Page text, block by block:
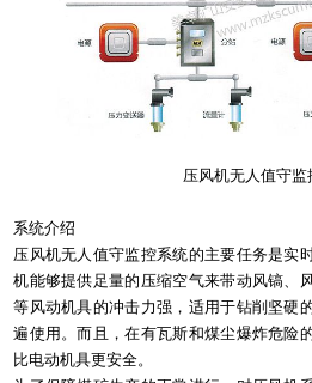
压风机无人值守监
系统介绍
压风机无人值守监控系统的主要任务是实
机能够提供足量的压缩空气来带动风镐、
等风动机具的冲击力强，适用于钻削坚硬
遍使用。而且，在有瓦斯和煤尘爆炸危险
比电动机具更安全。